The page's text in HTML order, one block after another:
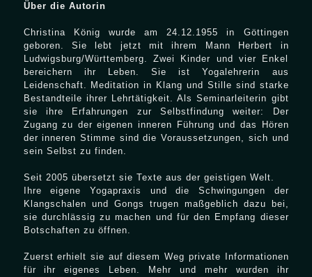
Über die Autorin
Christina König wurde am 24.12.1955 in Göttingen
geboren. Sie lebt jetzt mit ihrem Mann Herbert in
Ludwigsburg/Württemberg. Zwei Kinder und vier Enkel
bereichern ihr Leben. Sie ist Yogalehrerin aus
Leidenschaft. Meditation in Klang und Stille sind starke
Bestandteile ihrer Lehrtätigkeit. Als Seminarleiterin gibt
sie ihre Erfahrungen zur Selbstfindung weiter: Der
Zugang zu der eigenen inneren Führung und das Hören
der inneren Stimme sind die Voraussetzungen, sich und
sein Selbst zu finden.
Seit 2005 übersetzt sie Texte aus der geistigen Welt.
Ihre eigene Yogapraxis und die Schwingungen der
Klangschalen und Gongs trugen maßgeblich dazu bei,
sie durchlässig zu machen und für den Empfang dieser
Botschaften zu öffnen.
Zuerst erhielt sie auf diesem Weg private Informationen
für ihr eigenes Leben. Mehr und mehr wurden ihr